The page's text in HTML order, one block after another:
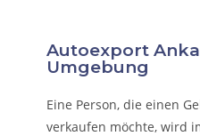
Autoexport
Umgebung
Eine Person, die einen
verkaufen möchte, wird